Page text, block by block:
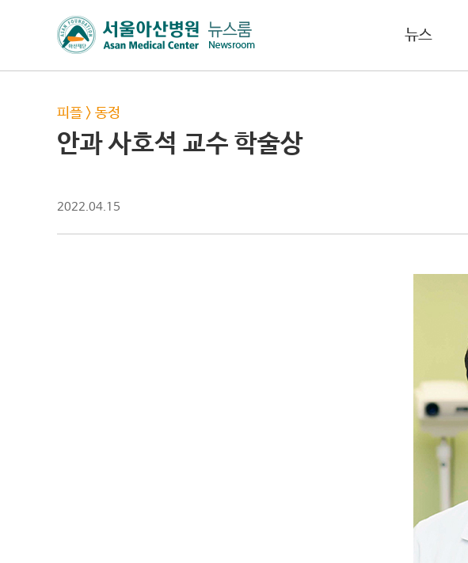
뉴스
피플 > 동정
안과 사호석 교수 학술상
2022.04.15